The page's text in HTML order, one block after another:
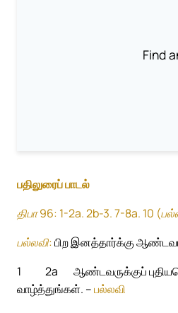
Find
பதிலுரைப் பாடல்
திபா 96: 1-2a. 2b-3. 7-8a. 10
பல்லவி:பிற இனத்தார்க்கு
1
ஆண்டவருக்குப்
2a
வாழ்த்துங்கள். –பல்லவி